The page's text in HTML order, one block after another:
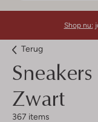
Shop nu:
Terug
Zwart
367 items